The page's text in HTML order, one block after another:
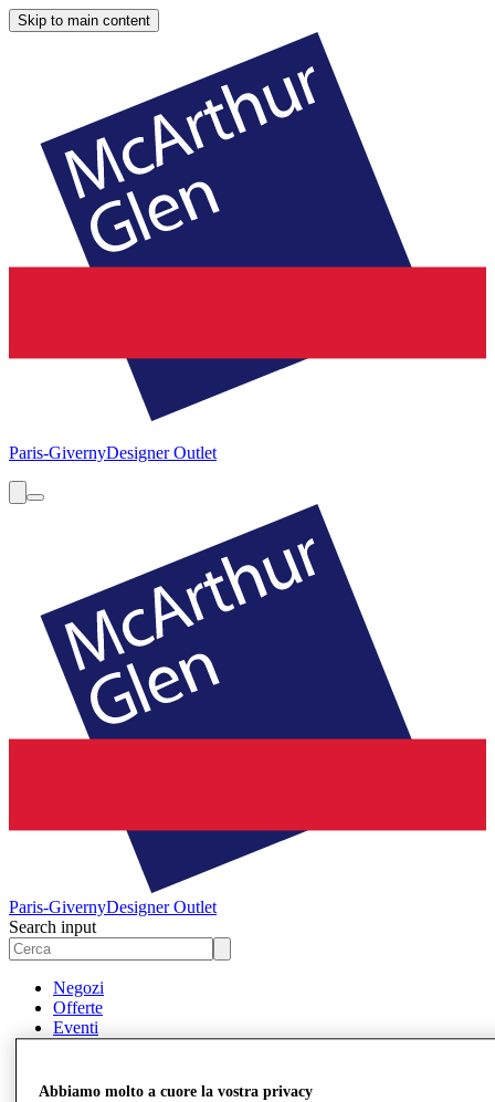
Skip to main content
Paris-GivernyDesigner Outlet
Paris-GivernyDesigner Outlet
Search input
Negozi
Offerte
Eventi
Servizi
Abbiamo molto a cuore la vostra privacy